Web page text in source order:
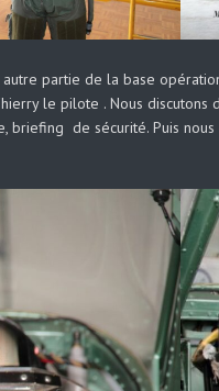
autre partie de la base
le pilote . Nous
briefing de sécurité. Puis